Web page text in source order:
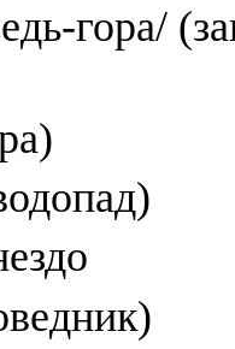
гора/